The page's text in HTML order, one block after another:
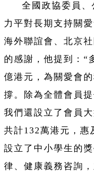
全國政協委員
力平對長期支持關
海外聯誼會、北京
的感謝，他提到：“
億港元，為關愛會
撐。除為全體會員
我們還設立了會員
共計132萬港元，惠
設立了中小學生的
律、健康義務咨詢